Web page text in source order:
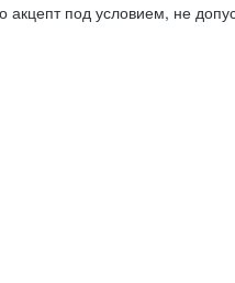
под условием, не